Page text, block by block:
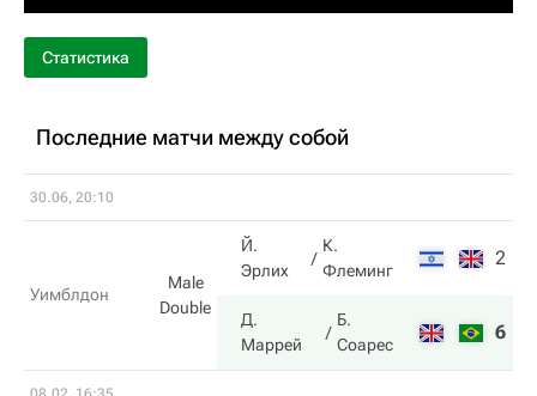
Статистика
Последние матчи между собой
30.06, 20:10
Уимблдон
Male
Double
Й.
Эрлих
К.
Флеминг
2
Д.
Маррей
Б.
Соарес
6